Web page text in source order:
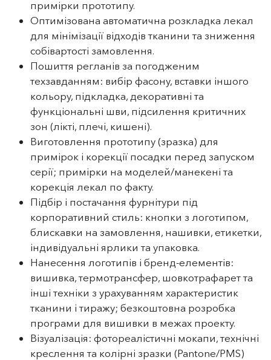
примірки прототипу.
Оптимізована автоматична розкладка лекал
для мінімізації відходів тканини та зниження
собівартості замовлення.
Пошиття регланів за погодженим
техзавданням: вибір фасону, вставки іншого
кольору, підкладка, декоративні та
функціональні шви, підсилення критичних
зон (лікті, плечі, кишені).
Виготовлення прототипу (зразка) для
примірок і корекції посадки перед запуском
серії; примірки на моделей/манекені та
корекція лекал по факту.
Підбір і постачання фурнітури під
корпоративний стиль: кнопки з логотипом,
блискавки на замовлення, нашивки, етикетки,
індивідуальні ярлики та упаковка.
Нанесення логотипів і бренд-елементів:
вишивка, термотрансфер, шовкотрафарет та
інші техніки з урахуванням характеристик
тканини і тиражу; безкоштовна розробка
програми для вишивки в межах проекту.
Візуалізація: фотореалістичні мокапи, технічні
креслення та колірні зразки (Pantone/PMS)